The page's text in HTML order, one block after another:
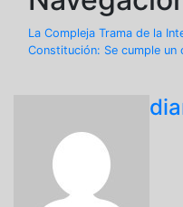
La Compleja Trama de la
Constitución: Se cumple